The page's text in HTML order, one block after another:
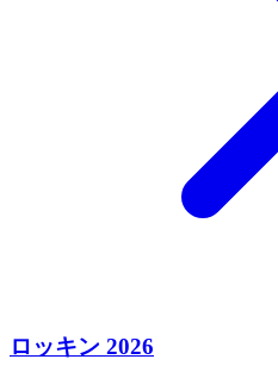
ロッキン 2026